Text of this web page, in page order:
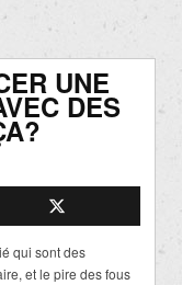
UNE
DES
qui sont des
et le pire des fous